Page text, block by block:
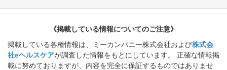
《掲載している情報についてのご注意》
掲載している各種情報は、ミーカンパニー株式会社および株式会
社eヘルスケアが調査した情報をもとにしています。 正確な情報掲
載に努めておりますが、内容を完全に保証するものではありませ